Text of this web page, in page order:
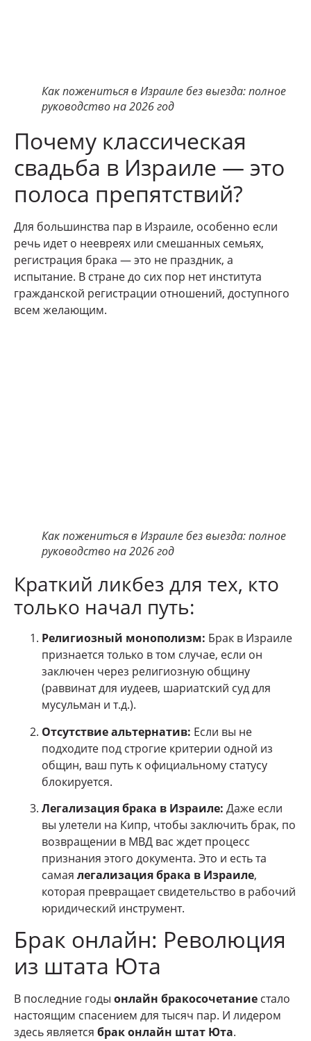
Как пожениться в Израиле без выезда: полное
руководство на 2026 год
Почему классическая
свадьба в Израиле — это
полоса препятствий?
Для большинства пар в Израиле, особенно если
речь идет о неевреях или смешанных семьях,
регистрация брака — это не праздник, а
испытание. В стране до сих пор нет института
гражданской регистрации отношений, доступного
всем желающим.
Как пожениться в Израиле без выезда: полное
руководство на 2026 год
Краткий ликбез для тех, кто
только начал путь:
Религиозный монополизм: Брак в Израиле
признается только в том случае, если он
заключен через религиозную общину
(раввинат для иудеев, шариатский суд для
мусульман и т.д.).
Отсутствие альтернатив: Если вы не
подходите под строгие критерии одной из
общин, ваш путь к официальному статусу
блокируется.
Легализация брака в Израиле: Даже если
вы улетели на Кипр, чтобы заключить брак, по
возвращении в МВД вас ждет процесс
признания этого документа. Это и есть та
самая легализация брака в Израиле,
которая превращает свидетельство в рабочий
юридический инструмент.
Брак онлайн: Революция
из штата Юта
В последние годы онлайн бракосочетание стало
настоящим спасением для тысяч пар. И лидером
здесь является брак онлайн штат Юта.